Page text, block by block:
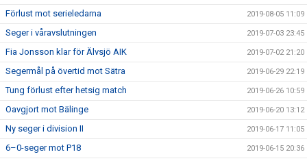
Förlust mot serieledarna 2019-08-05 11:09
Seger i våravslutningen 2019-07-03 23:45
Fia Jonsson klar för Älvsjö AIK 2019-07-02 21:20
Segermål på övertid mot Sätra 2019-06-29 22:19
Tung förlust efter hetsig match 2019-06-26 10:59
Oavgjort mot Bälinge 2019-06-20 13:12
Ny seger i division II 2019-06-17 11:05
6–0-seger mot P18 2019-06-15 20:36